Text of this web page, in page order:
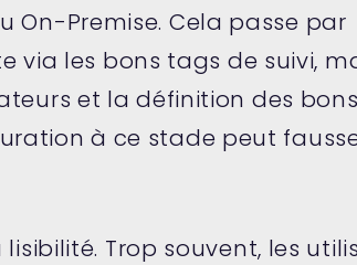
On-Premise. Cela passe par
via les bons tags de suivi,
et la définition des
à ce stade peut
Trop souvent, les